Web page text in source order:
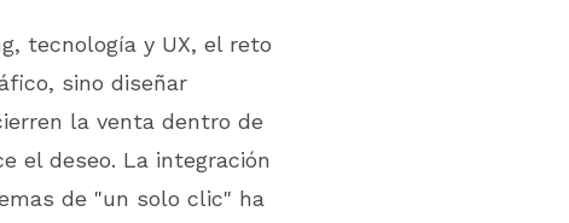
tecnología y UX, el reto
sino diseñar
la venta dentro de
el deseo. La integración
de "un solo clic" ha